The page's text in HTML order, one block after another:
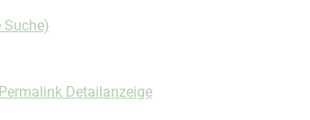
Suche)
Permalink Detailanzeige